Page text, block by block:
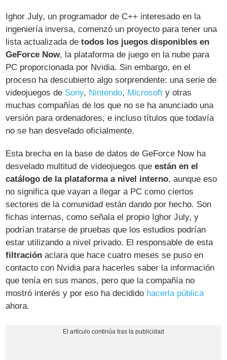
Ighor July, un programador de C++ interesado en la
ingeniería inversa, comenzó un proyecto para tener una
lista actualizada detodos los juegos disponibles en
GeForce Now, la plataforma de juego en la nube para
PC proporcionada por Nvidia. Sin embargo, en el
proceso ha descubierto algo sorprendente: una serie de
videojuegos de Sony, Nintendo, Microsoft y otras
muchas compañías de los que no se ha anunciado una
versión para ordenadores, e incluso títulos que todavía
no se han desvelado oficialmente.
Esta brecha en la base de datos de GeForce Now ha
desvelado multitud de videojuegos queestán en el
catálogo de la plataforma a nivel interno, aunque eso
no significa que vayan a llegar a PC como ciertos
sectores de la comunidad están dando por hecho. Son
fichas internas, como señala el propio Ighor July, y
podrían tratarse de pruebas que los estudios podrían
estar utilizando a nivel privado. El responsable de esta
filtración aclara que hace cuatro meses se puso en
contacto con Nvidia para hacerles saber la información
que tenía en sus manos, pero que la compañía no
mostró interés y por eso ha decidido hacerla pública
ahora.